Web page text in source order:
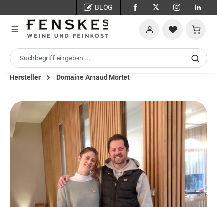
BLOG
Hersteller Domaine Arnaud Mortet